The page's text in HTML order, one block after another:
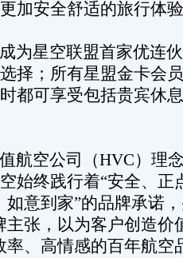
加安全舒适的旅行体
为星空联盟首家优连
择；所有星盟金卡会
都可享受包括贵宾休
航空公司（HVC）理
始终践行着“安全、正
如意到家”的品牌承诺
主张，以为客户创造价
率、高情感的百年航空